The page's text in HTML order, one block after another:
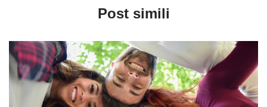
Post simili